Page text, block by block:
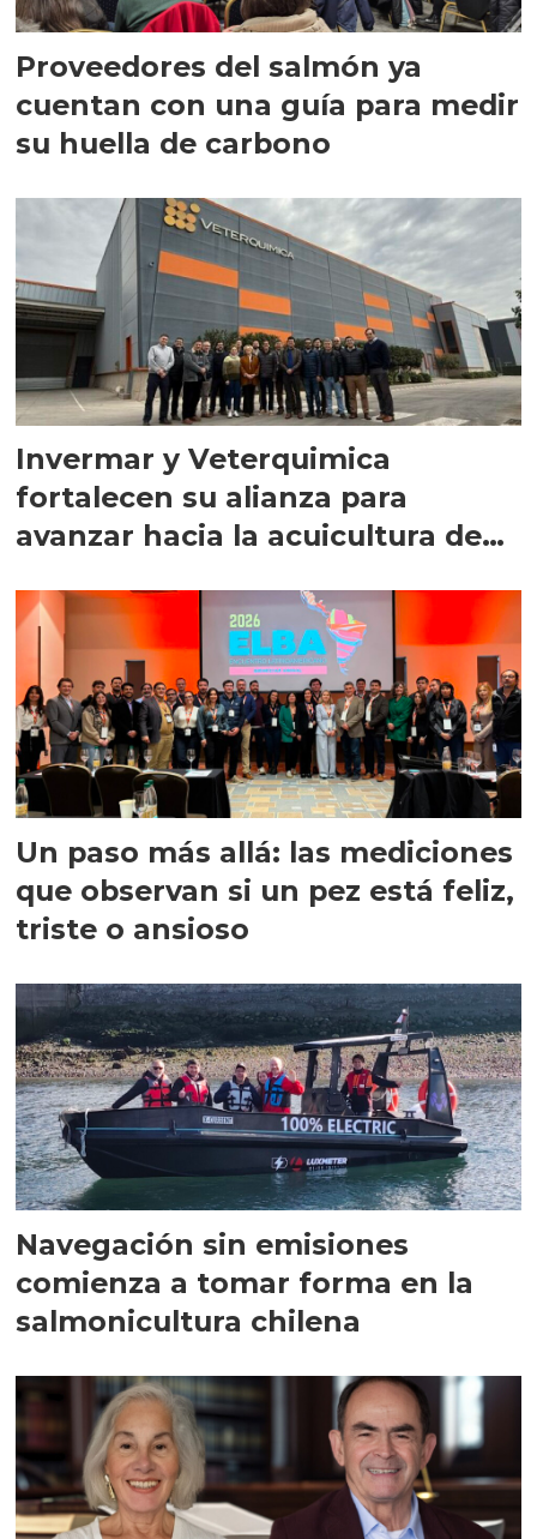
Proveedores del salmón ya
cuentan con una guía para medir
su huella de carbono
Invermar y Veterquimica
fortalecen su alianza para
avanzar hacia la acuicultura de
Un paso más allá: las mediciones
que observan si un pez está feliz,
triste o ansioso
Navegación sin emisiones
comienza a tomar forma en la
salmonicultura chilena